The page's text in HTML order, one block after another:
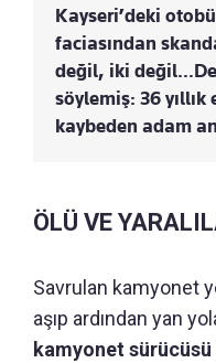
Kayseri’deki
faciasından
değil, iki
söylemiş: 36 yıllık
kaybeden adam
ÖLÜ VE
Savrulan kamyonet
aşıp ardından yan
kamyonet sürücüsü